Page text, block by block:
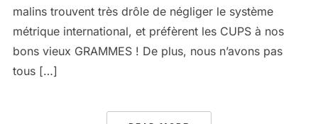
malins trouvent très drôle de négliger le système
métrique international, et préfèrent les CUPS à nos
bons vieux GRAMMES ! De plus, nous n’avons pas
tous […]